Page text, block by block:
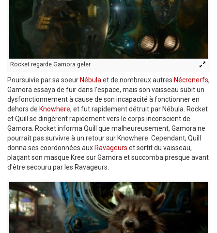
Rocket regarde Gamora geler
Poursuivie par sa soeur Nébulaet de nombreux autres Nécronerfs,
Gamora essaya de fuir dans l'espace, mais son vaisseau subit un
dysfonctionnement à cause de son incapacité à fonctionner en
dehors de Knowhere, et fut rapidement détruit par Nébula. Rocket
et Quill se dirigèrent rapidement vers le corps inconscient de
Gamora. Rocket informa Quill que malheureusement, Gamora ne
pourrait pas survivre à un retour sur Knowhere. Cependant, Quill
donna ses coordonnées aux Ravageurs et sortit du vaisseau,
plaçant son masque Kree sur Gamora et succomba presque avant
d'être secouru par les Ravageurs.